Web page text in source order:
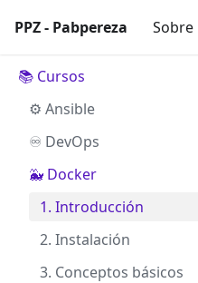
PPZ - Pabpereza Sobre
PPZ - Pabpereza
📚 Cursos
⚙️ Ansible
♾️ DevOps
🐳 Docker
1. Introducción
2. Instalación
3. Conceptos básicos